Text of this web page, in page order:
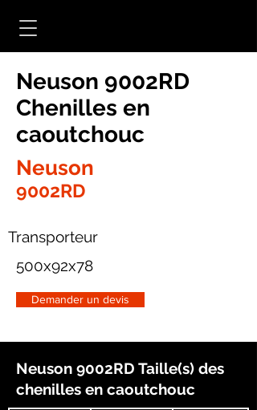
Neuson 9002RD
Chenilles en
caoutchouc
Neuson
9002RD
Transporteur
500x92x78
Demander un devis
Neuson 9002RD Taille(s) des
chenilles en caoutchouc